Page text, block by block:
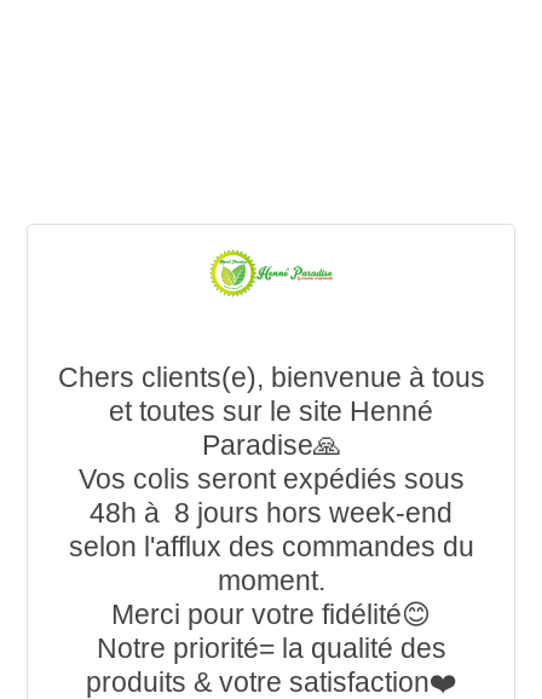
Chers clients(e), bienvenue à tous
et toutes sur le site Henné
Paradise🙏
Vos colis seront expédiés sous
48h à 8 jours hors week-end
selon l'afflux des commandes du
moment.
Merci pour votre fidélité😊
Notre priorité= la qualité des
produits & votre satisfaction❤️